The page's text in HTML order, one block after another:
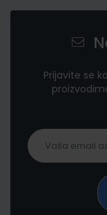
Prijavite se